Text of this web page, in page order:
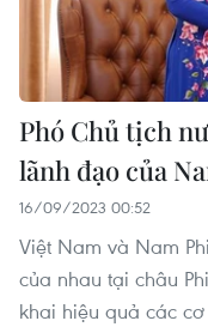
Phó Chủ tịch
lãnh đạo của
16/09/2023 00:52
Việt Nam và Nam
của nhau tại châu
khai hiệu quả các